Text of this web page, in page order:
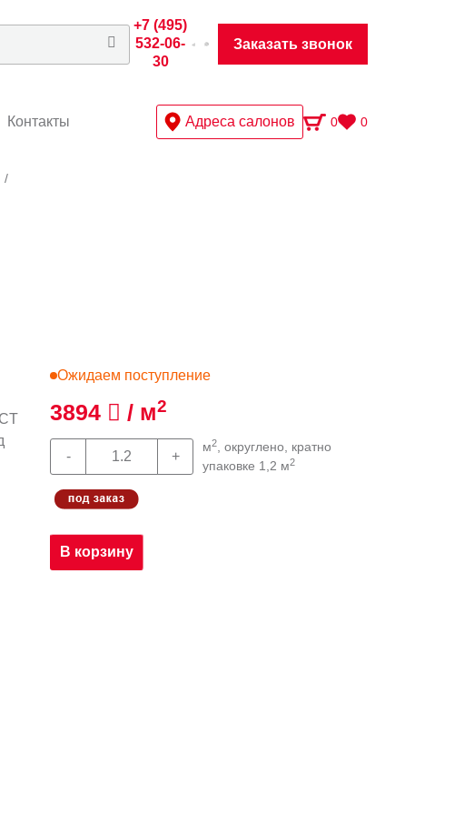
+7 (495)
532-06-
30
Заказать звонок
Контакты Адреса салонов 0 0
/
Ожидаем поступление
3894 / м2
м2, округлено, кратно
упаковке 1,2 м2
В корзину